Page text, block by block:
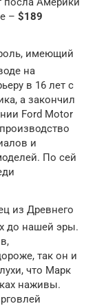
– $189
имеющий
на
в 16 лет с
а закончил
Ford Motor
и
По сей
из Древнего
до нашей эры.
так он и
что Марк
наживы.